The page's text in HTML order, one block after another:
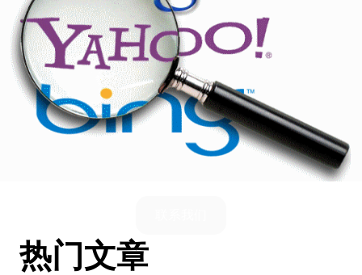
热门文章